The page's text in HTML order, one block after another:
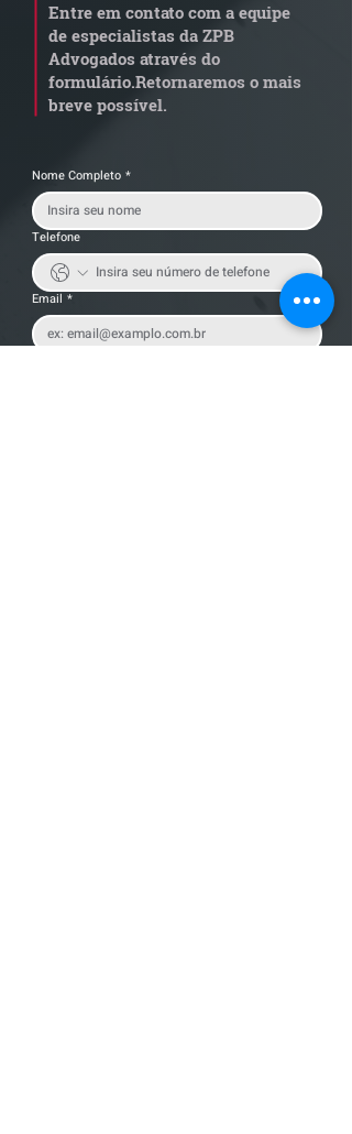
de documentos fiscais
exige revisão
operacional pelas
empresas
Entre em contato com a equipe
de especialistas da ZPB
Advogados através do
formulário.Retornaremos o mais
breve possível.
Nome Completo *
Telefone
Email *